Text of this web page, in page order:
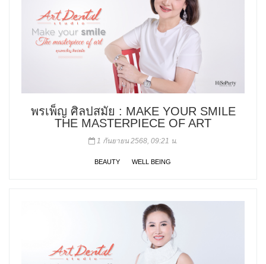
พรเพ็ญ ศิลปสมัย : MAKE YOUR SMILE
THE MASTERPIECE OF ART
1 กันยายน 2568, 09:21 น.
BEAUTY WELL BEING